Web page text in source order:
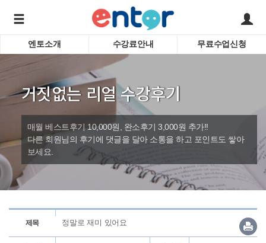
학습도우미 G1
바로가기
서비스안내
강사소개
회사소개
어린이
영자신
수업
엔토소개 수강료안내 무료수업신청
거짓없는 리얼 수강후기
매월 베스트후기 10,000원, 완소후기 3,000원 추가!!
다른 회원님의 후기에 댓글을 달아 소통을 하고 포인트도 쌓아
보세요.
제목 정말로 재미 있어요